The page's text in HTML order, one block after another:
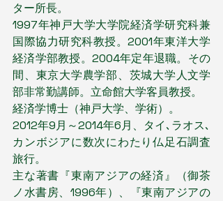
ター所長。
1997年神戸大学大学院経済学研究科兼
国際協力研究科教授。2001年東洋大学
経済学部教授。2004年定年退職。その
間、東京大学農学部、茨城大学人文学
部非常勤講師。立命館大学客員教授。
経済学博士（神戸大学、学術）。
2012年9月～2014年6月、タイ､ラオス､
カンボジアに数次にわたり仏足石調査
旅行。
主な著書『東南アジアの経済』（御茶
ノ水書房、1996年）、『東南アジアの